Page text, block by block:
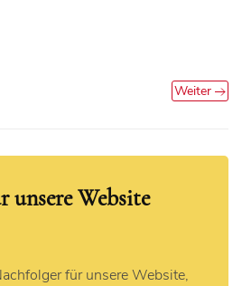
Weiter
unsere Website
für unsere Website,